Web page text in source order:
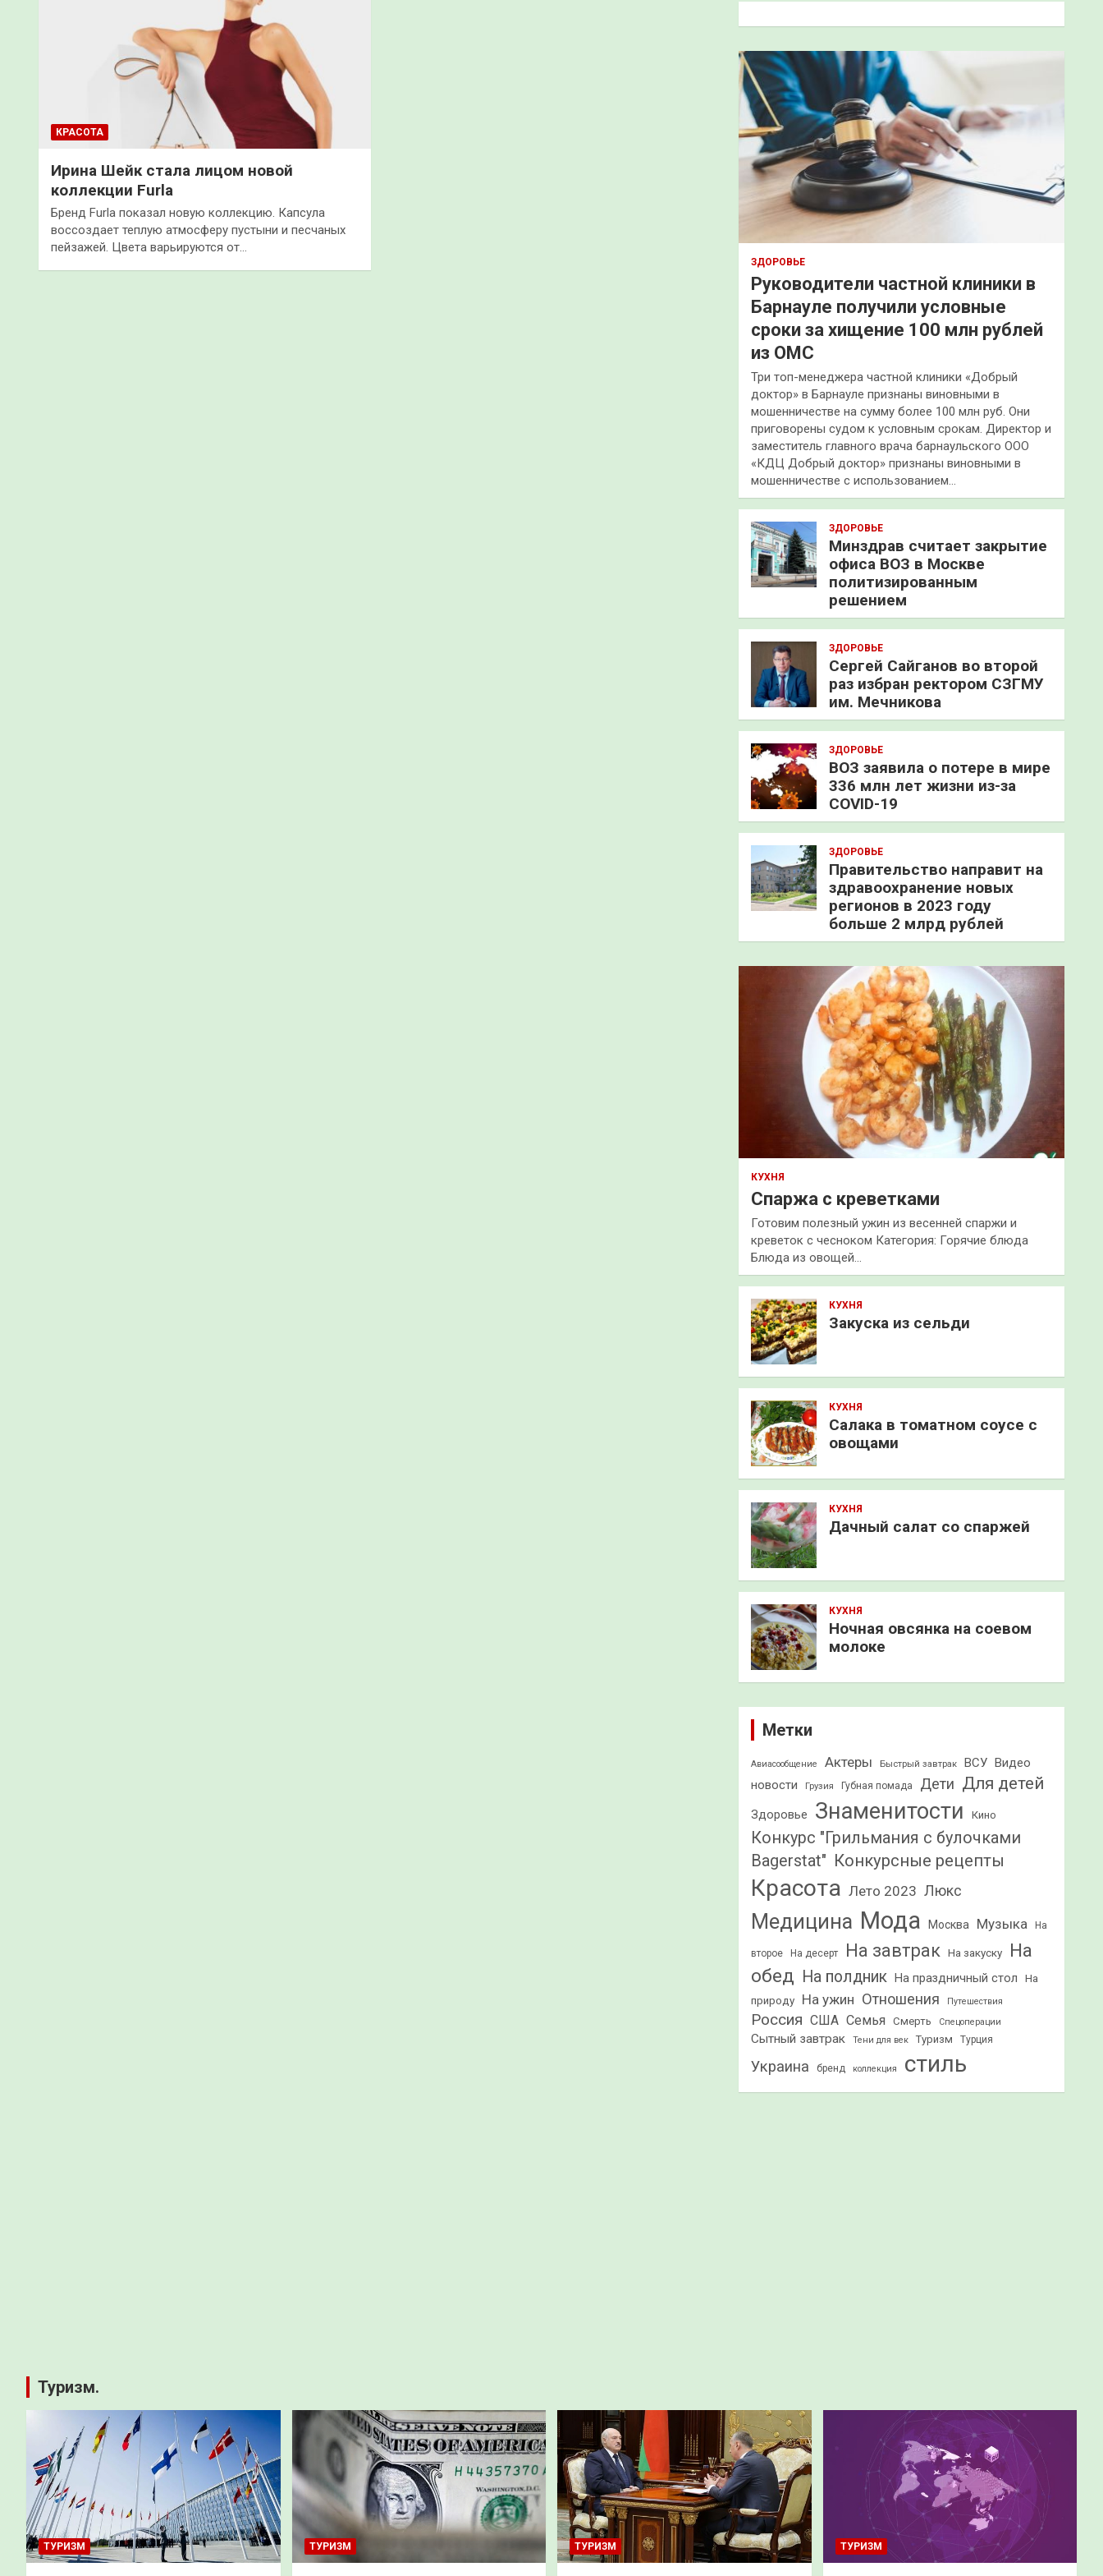
КРАСОТА
Ирина Шейк стала лицом новой
коллекции Furla
Бренд Furla показал новую коллекцию. Капсула
воссоздает теплую атмосферу пустыни и песчаных
пейзажей. Цвета варьируются от…
к
ЗДОРОВЬЕ
Руководители частной клиники в
Барнауле получили условные
сроки за хищение 100 млн рублей
из ОМС
Три топ-менеджера частной клиники «Добрый
доктор» в Барнауле признаны виновными в
мошенничестве на сумму более 100 млн руб. Они
приговорены судом к условным срокам. Директор и
заместитель главного врача барнаульского ООО
«КДЦ Добрый доктор» признаны виновными в
мошенничестве с использованием…
ЗДОРОВЬЕ
Минздрав считает закрытие
офиса ВОЗ в Москве
политизированным
решением
ЗДОРОВЬЕ
Сергей Сайганов во второй
раз избран ректором СЗГМУ
им. Мечникова
ЗДОРОВЬЕ
ВОЗ заявила о потере в мире
336 млн лет жизни из-за
COVID-19
ЗДОРОВЬЕ
Правительство направит на
здравоохранение новых
регионов в 2023 году
больше 2 млрд рублей
КУХНЯ
Спаржа с креветками
Готовим полезный ужин из весенней спаржи и
креветок с чесноком Категория: Горячие блюда
Блюда из овощей…
КУХНЯ
Закуска из сельди
КУХНЯ
Салака в томатном соусе с
овощами
КУХНЯ
Дачный салат со спаржей
КУХНЯ
Ночная овсянка на соевом
молоке
Метки
Авиасообщение Актеры Быстрый завтрак ВСУ Видео
новости
Грузия Губная помада Дети Для детей
Здоровье Знаменитости Кино
Конкурс "Грильмания с булочками
Bagerstat" Конкурсные рецепты
Красота Лето 2023 Люкс
Медицина Мода Москва Музыка На
второе На десерт На завтрак На закуску
На
обед На полдник На праздничный стол
На
природу
На ужин Отношения Путешествия
Россия США Семья Смерть Спецоперации
Сытный завтрак Тени для век Туризм Турция
Украина бренд коллекция стиль
Туризм.
ТУРИЗМ ТУРИЗМ ТУРИЗМ ТУРИЗМ